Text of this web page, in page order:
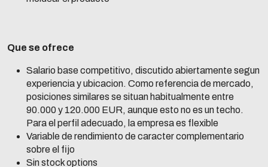
Que se ofrece
Salario base competitivo, discutido abiertamente segun
experiencia y ubicacion. Como referencia de mercado,
posiciones similares se situan habitualmente entre
90.000 y 120.000 EUR, aunque esto no es un techo.
Para el perfil adecuado, la empresa es flexible
Variable de rendimiento de caracter complementario
sobre el fijo
Sin stock options